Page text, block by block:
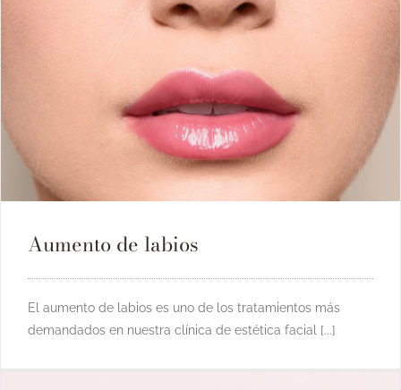
Aumento de labios
El aumento de labios es uno de los tratamientos más
demandados en nuestra clínica de estética facial [...]